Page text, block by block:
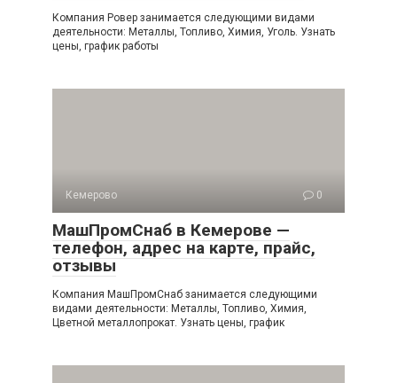
Компания Ровер занимается следующими видами
деятельности: Металлы, Топливо, Химия, Уголь. Узнать
цены, график работы
Кемерово 0
МашПромСнаб в Кемерове —
телефон, адрес на карте, прайс,
отзывы
Компания МашПромСнаб занимается следующими
видами деятельности: Металлы, Топливо, Химия,
Цветной металлопрокат. Узнать цены, график